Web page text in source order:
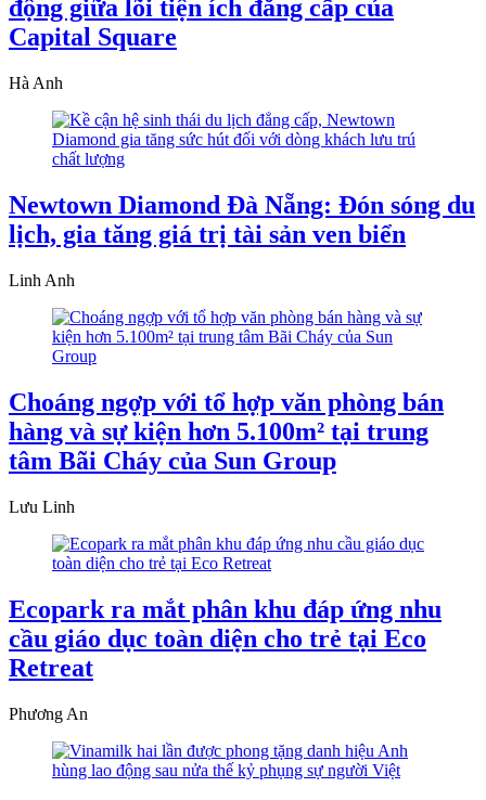
động giữa lõi tiện ích đẳng cấp của
Capital Square
Hà Anh
Newtown Diamond Đà Nẵng: Đón sóng du
lịch, gia tăng giá trị tài sản ven biển
Linh Anh
Choáng ngợp với tổ hợp văn phòng bán
hàng và sự kiện hơn 5.100m² tại trung
tâm Bãi Cháy của Sun Group
Lưu Linh
Ecopark ra mắt phân khu đáp ứng nhu
cầu giáo dục toàn diện cho trẻ tại Eco
Retreat
Phương An